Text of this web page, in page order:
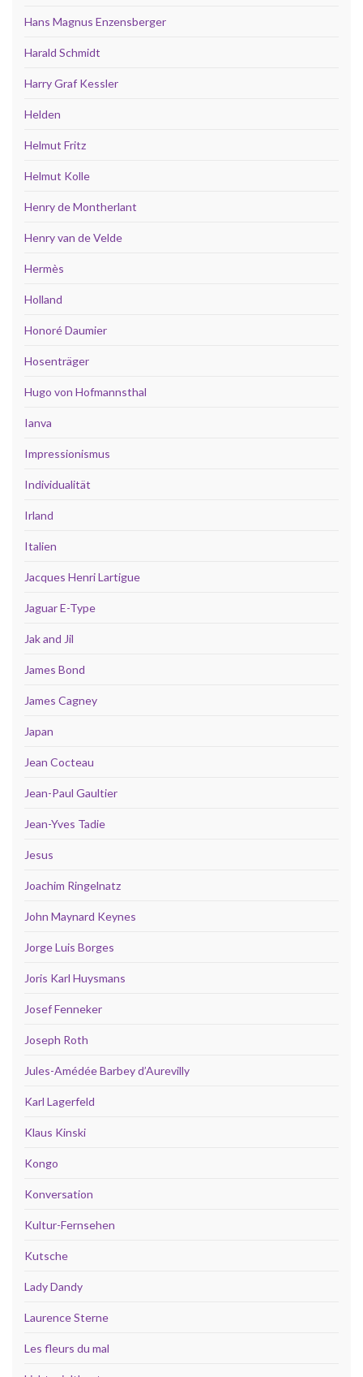
Hans Magnus Enzensberger
Harald Schmidt
Harry Graf Kessler
Helden
Helmut Fritz
Helmut Kolle
Henry de Montherlant
Henry van de Velde
Hermès
Holland
Honoré Daumier
Hosenträger
Hugo von Hofmannsthal
Ianva
Impressionismus
Individualität
Irland
Italien
Jacques Henri Lartigue
Jaguar E-Type
Jak and Jil
James Bond
James Cagney
Japan
Jean Cocteau
Jean-Paul Gaultier
Jean-Yves Tadie
Jesus
Joachim Ringelnatz
John Maynard Keynes
Jorge Luis Borges
Joris Karl Huysmans
Josef Fenneker
Joseph Roth
Jules-Amédée Barbey d’Aurevilly
Karl Lagerfeld
Klaus Kinski
Kongo
Konversation
Kultur-Fernsehen
Kutsche
Lady Dandy
Laurence Sterne
Les fleurs du mal